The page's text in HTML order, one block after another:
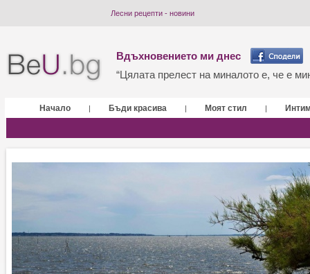
Лесни рецепти - новини
Вдъхновението ми днес
“Цялата прелест на миналото е, че е
Начало | Бъди красива | Моят стил |